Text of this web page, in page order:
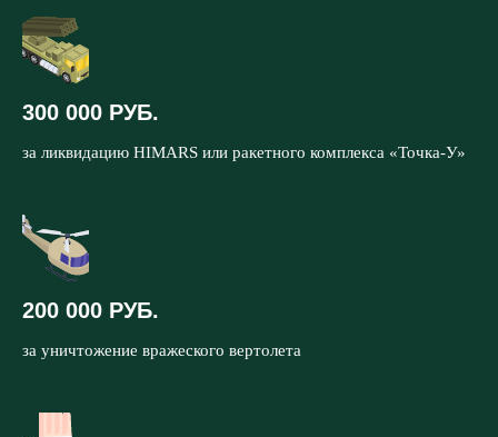
300 000 РУБ.
за ликвидацию HIMARS или ракетного комплекса «Точка-У»
200 000 РУБ.
за уничтожение вражеского вертолета